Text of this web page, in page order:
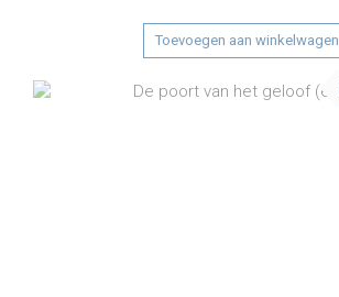
Toevoegen aan winkelwagen